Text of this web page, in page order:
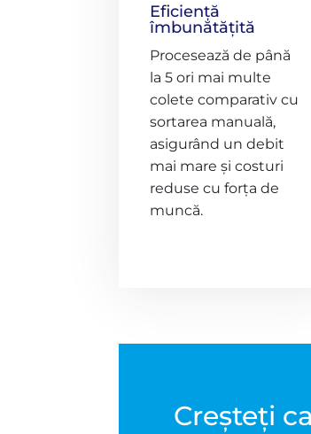
Eficiență
îmbunătățită
Procesează de până
la 5 ori mai multe
colete comparativ cu
sortarea manuală,
asigurând un debit
mai mare și costuri
reduse cu forța de
muncă.
Creșteți